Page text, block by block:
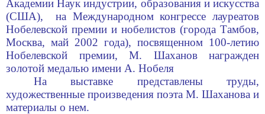
Академии Наук индустрии, образования и искусства
(США), на Международном конгрессе лауреатов
Нобелевской премии и нобелистов (города Тамбов,
Москва, май 2002 года), посвященном 100-летию
Нобелевской премии, М. Шаханов награжден
золотой медалью имени А. Нобеля
На выставке представлены труды,
художественные произведения поэта M. Шаханова и
материалы о нем.